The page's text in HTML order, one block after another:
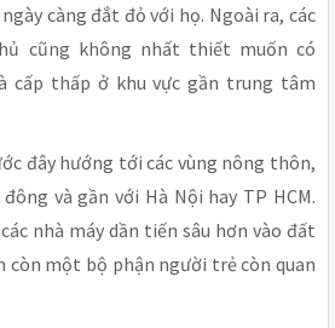
càng đắt đỏ với họ. Ngoài ra, các
cũng không nhất thiết muốn có
cấp thấp ở khu vực gần trung tâm
đây hướng tới các vùng nông thôn,
và gần với Hà Nội hay TP HCM.
nhà máy dần tiến sâu hơn vào đất
còn một bộ phận người trẻ còn quan